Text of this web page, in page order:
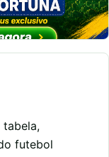
tabela,
futebol